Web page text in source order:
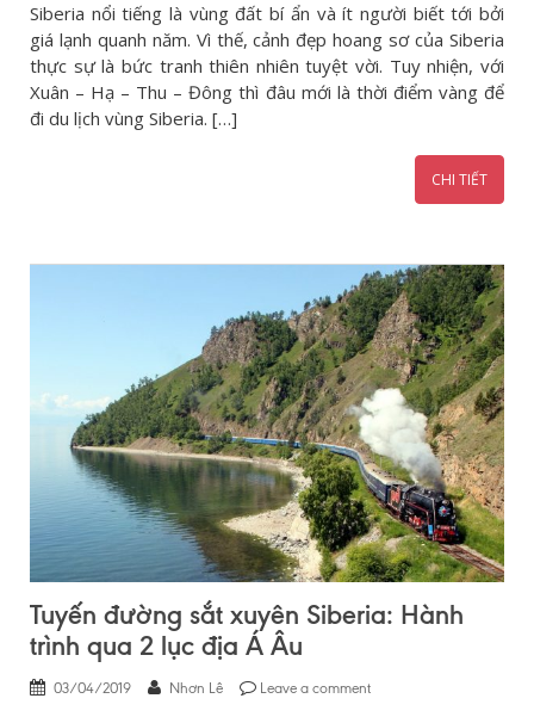
Siberia nổi tiếng là vùng đất bí ẩn và ít người biết tới bởi
giá lạnh quanh năm. Vì thế, cảnh đẹp hoang sơ của Siberia
thực sự là bức tranh thiên nhiên tuyệt vời. Tuy nhiện, với
Xuân – Hạ – Thu – Đông thì đâu mới là thời điểm vàng để
đi du lịch vùng Siberia. […]
CHI TIẾT
Tuyến đường sắt xuyên Siberia: Hành
trình qua 2 lục địa Á Âu
03/04/2019 Nhơn Lê Leave a comment